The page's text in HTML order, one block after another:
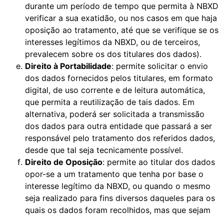
durante um período de tempo que permita à NBXD
verificar a sua exatidão, ou nos casos em que haja
oposição ao tratamento, até que se verifique se os
interesses legítimos da NBXD, ou de terceiros,
prevalecem sobre os dos titulares dos dados).
Direito à Portabilidade: permite solicitar o envio
dos dados fornecidos pelos titulares, em formato
digital, de uso corrente e de leitura automática,
que permita a reutilização de tais dados. Em
alternativa, poderá ser solicitada a transmissão
dos dados para outra entidade que passará a ser
responsável pelo tratamento dos referidos dados,
desde que tal seja tecnicamente possível.
Direito de Oposição: permite ao titular dos dados
opor-se a um tratamento que tenha por base o
interesse legítimo da NBXD, ou quando o mesmo
seja realizado para fins diversos daqueles para os
quais os dados foram recolhidos, mas que sejam